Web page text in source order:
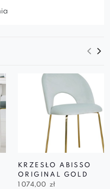
KRZESŁO ABISSO
ORIGINAL GOLD
1 074,00
zł